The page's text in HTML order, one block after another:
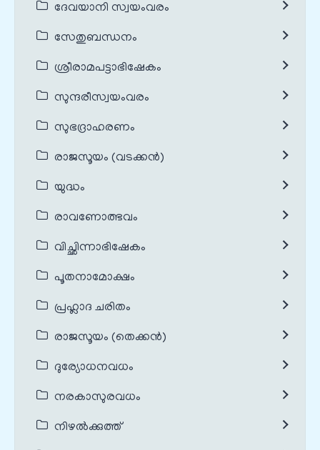
ദേവയാനി സ്വയംവരം
സേതുബന്ധനം
ശ്രീരാമപട്ടാഭിഷേകം
സുന്ദരീസ്വയംവരം
സുഭദ്രാഹരണം
രാജസൂയം (വടക്കൻ)
യുദ്ധം
രാവണോത്ഭവം
വിച്ഛിന്നാഭിഷേകം
പൂതനാമോക്ഷം
പ്രഹ്ലാദ ചരിതം
രാജസൂയം (തെക്കൻ)
ദുര്യോധനവധം
നരകാസുരവധം
നിഴൽക്കുത്ത്